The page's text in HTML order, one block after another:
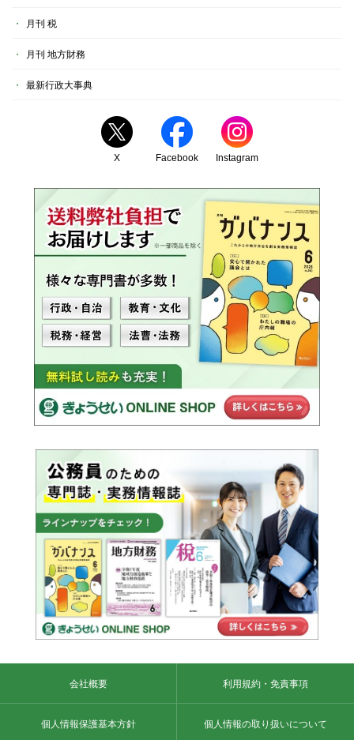
月刊 税
月刊 地方財務
最新行政大事典
X Facebook Instagram
会社概要 利用規約・免責事項
個人情報保護基本方針 個人情報の取り扱いについて